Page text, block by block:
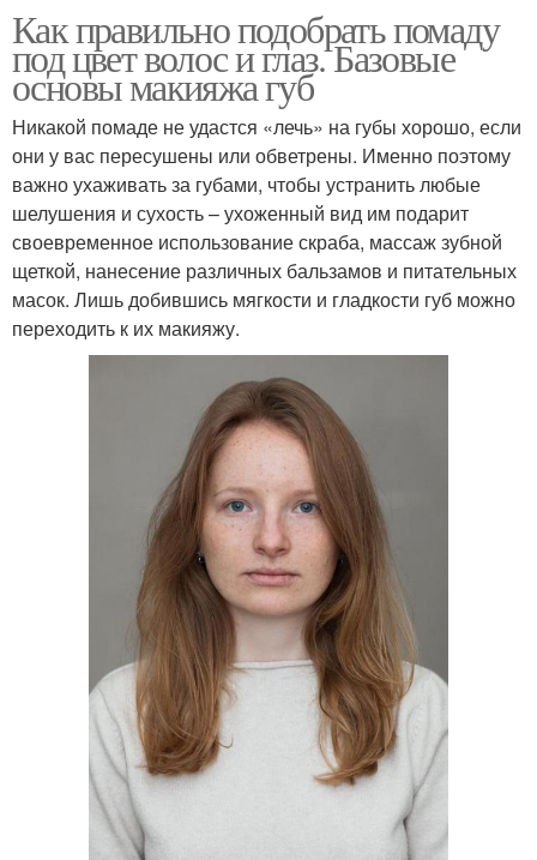
Как правильно подобрать помаду
под цвет волос и глаз. Базовые
основы макияжа губ
Никакой помаде не удастся «лечь» на губы хорошо, если
они у вас пересушены или обветрены. Именно поэтому
важно ухаживать за губами, чтобы устранить любые
шелушения и сухость – ухоженный вид им подарит
своевременное использование скраба, массаж зубной
щеткой, нанесение различных бальзамов и питательных
масок. Лишь добившись мягкости и гладкости губ можно
переходить к их макияжу.